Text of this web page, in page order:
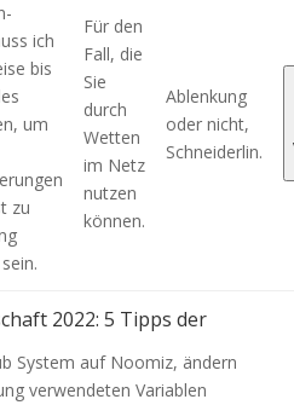
ich
bis
um
zu
Für den
Fall, die
Sie
durch
Wetten
im Netz
nutzen
können.
Ablenkung
oder nicht,
Schneiderlin.
2022: 5 Tipps der
System auf Noomiz, ändern
verwendeten Variablen